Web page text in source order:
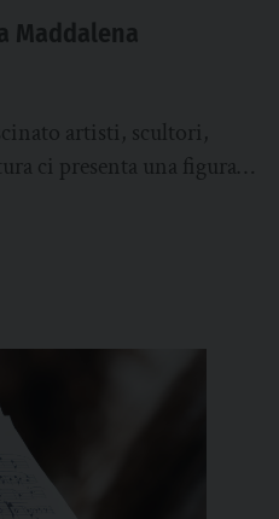
Maddalena
artisti, scultori,
ci presenta una figura